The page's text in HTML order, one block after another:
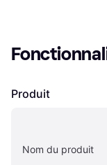
Produit
Nom du produit